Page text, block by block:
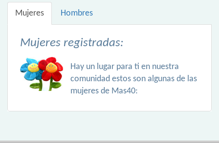
Mujeres Hombres
Mujeres registradas:
Hay un lugar para ti en nuestra
comunidad estos son algunas de las
mujeres de Mas40: